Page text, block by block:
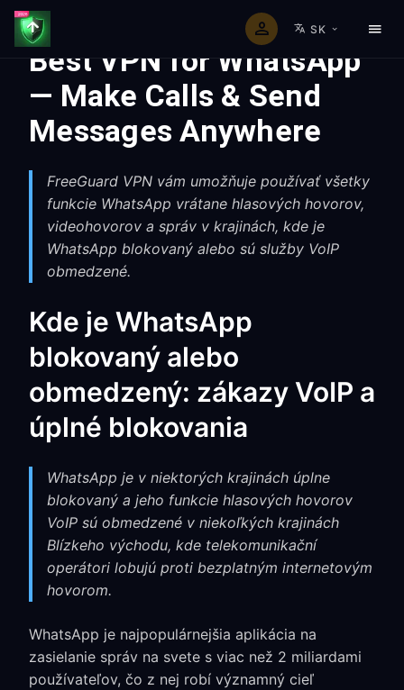
SK
Best VPN for WhatsApp
— Make Calls & Send
Messages Anywhere
FreeGuard VPN vám umožňuje používať všetky
funkcie WhatsApp vrátane hlasových hovorov,
videohovorov a správ v krajinách, kde je
WhatsApp blokovaný alebo sú služby VoIP
obmedzené.
Kde je WhatsApp
blokovaný alebo
obmedzený: zákazy VoIP a
úplné blokovania
WhatsApp je v niektorých krajinách úplne
blokovaný a jeho funkcie hlasových hovorov
VoIP sú obmedzené v niekoľkých krajinách
Blízkeho východu, kde telekomunikační
operátori lobujú proti bezplatným internetovým
hovorom.
WhatsApp je najpopulárnejšia aplikácia na
zasielanie správ na svete s viac než 2 miliardami
používateľov, čo z nej robí významný cieľ